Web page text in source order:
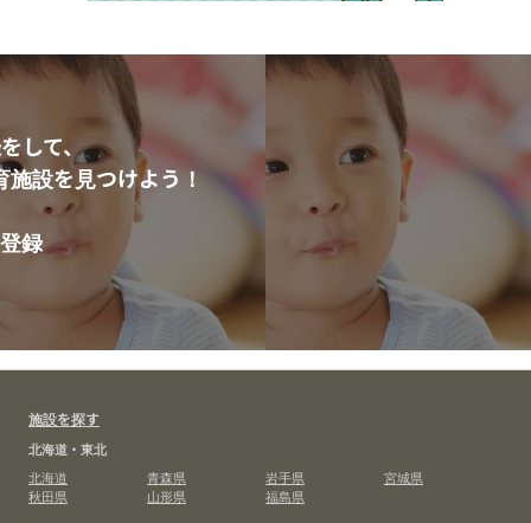
して、
設を見つけよう！
録
施設を探す
北海道・東北
北海道
青森県 岩手県
宮城県
秋田県
山形県
福島県